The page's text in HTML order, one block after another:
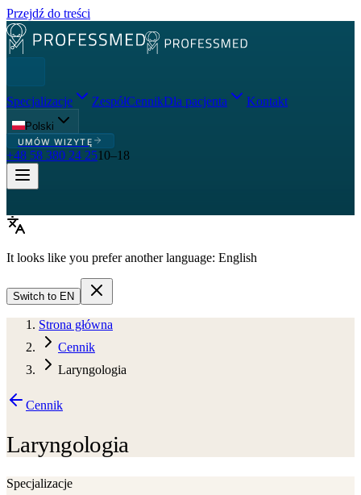
Przejdź do treści
Specjalizacje ZespółCennikDla pacjenta Kontakt
Polski
UMÓW WIZYTĘ
+48 58 380 24 2510–18
It looks like you prefer another language: English
Switch to EN
Strona główna
Cennik
Laryngologia
Cennik
Laryngologia
Specjalizacje